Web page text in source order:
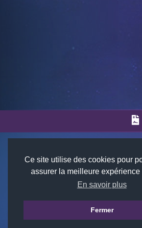
Ce site utilise des cookies pour
assurer la meilleure expérience
En savoir plus
Fermer
© 2018-2026
SITE WEB